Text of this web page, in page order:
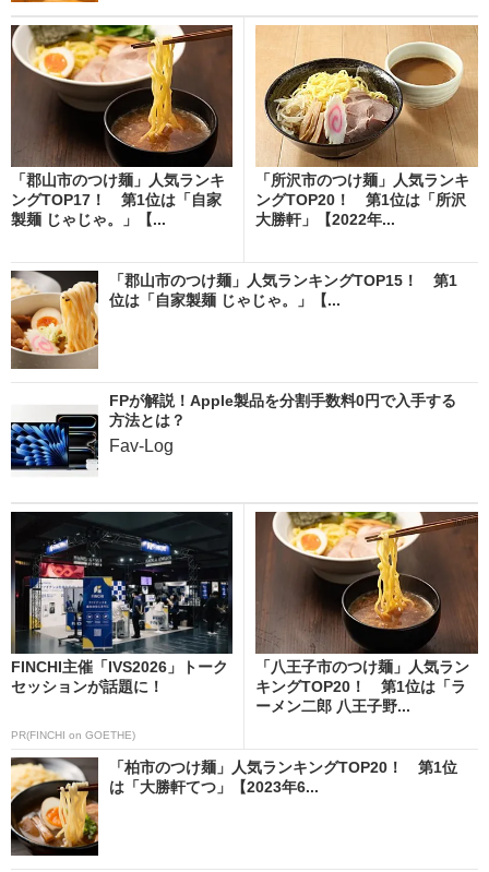
「郡山市のつけ麺」人気ランキ
ングTOP17！ 第1位は「自家
製麺 じゃじゃ。」【...
「所沢市のつけ麺」人気ランキ
ングTOP20！ 第1位は「所沢
大勝軒」【2022年...
「郡山市のつけ麺」人気ランキングTOP15！ 第1
位は「自家製麺 じゃじゃ。」【...
FPが解説！Apple製品を分割手数料0円で入手する
方法とは？
Fav-Log
FINCHI主催「IVS2026」トーク
セッションが話題に！
PR(FINCHI on GOETHE)
「八王子市のつけ麺」人気ラン
キングTOP20！ 第1位は「ラ
ーメン二郎 八王子野...
「柏市のつけ麺」人気ランキングTOP20！ 第1位
は「大勝軒てつ」【2023年6...